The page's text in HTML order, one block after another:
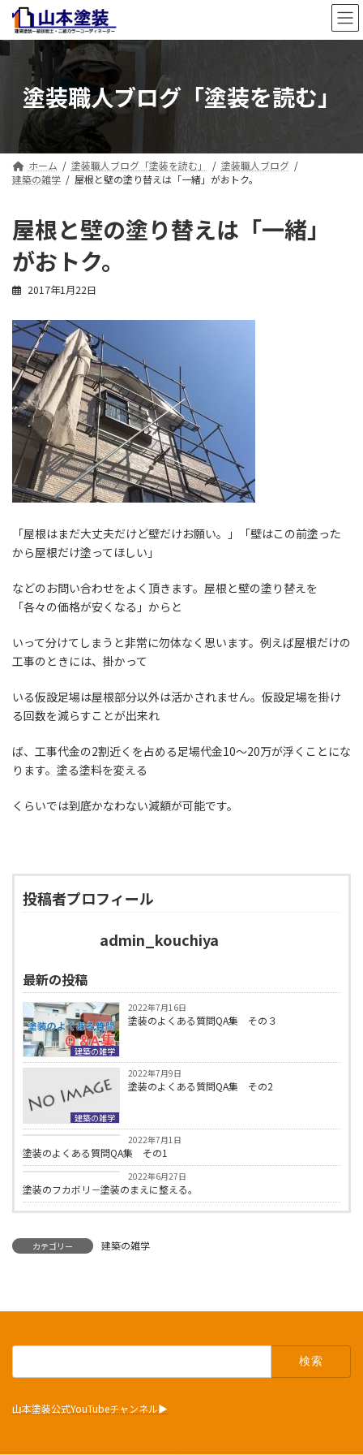
テ
ン
プ
ゲ
ー
動
塗装職人ブログ「塗装を読む」
ホーム 塗装職人ブログ「塗装を読む」
塗装職人ブログ
建築の雑学
屋根と壁の塗り替えは「一緒」がおトク。
屋根と壁の塗り替えは「一緒」
がおトク。
2017年1月22日
「屋根はまだ大丈夫だけど壁だけお願い。」「壁はこの前塗った
から屋根だけ塗ってほしい」
などのお問い合わせをよく頂きます。屋根と壁の塗り替えを
「各々の価格が安くなる」からと
いって分けてしまうと非常に勿体なく思います。例えば屋根だけの
工事のときには、掛かって
いる仮設足場は屋根部分以外は活かされません。仮設足場を掛け
る回数を減らすことが出来れ
ば、工事代金の2割近くを占める足場代金10〜20万が浮くことにな
ります。塗る塗料を変える
くらいでは到底かなわない減額が可能です。
投稿者プロフィール
admin_kouchiya
最新の投稿
建築の雑学
2022年7月16日
塗装のよくある質問QA集 その３
建築の雑学
2022年7月9日
塗装のよくある質問QA集 その2
建築の雑学
2022年7月1日
塗装のよくある質問QA集 その1
建築の雑学
2022年6月27日
塗装のフカボリ－塗装のまえに整える。
カテゴリー 建築の雑学
検
山本塗装公式YouTubeチャンネル▶︎